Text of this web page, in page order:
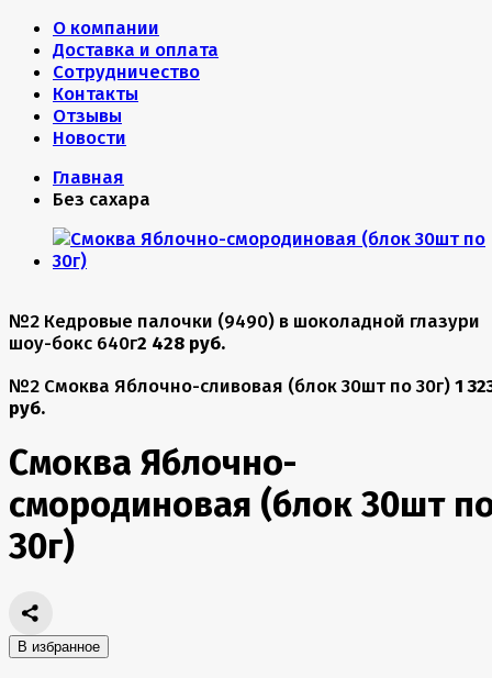
О компании
Доставка и оплата
Сотрудничество
Контакты
Отзывы
Новости
Главная
Без сахара
№2 Кедровые палочки (9490) в шоколадной глазури
шоу-бокс 640г2 428 руб.
№2 Смоква Яблочно-сливовая (блок 30шт по 30г) 1
руб.
Смоква Яблочно-
смородиновая (блок 30шт
30г)
В избранное